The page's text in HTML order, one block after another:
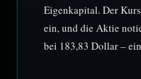
Eigenkapital. Der
ein, und die Aktie
bei 183,83 Dollar –